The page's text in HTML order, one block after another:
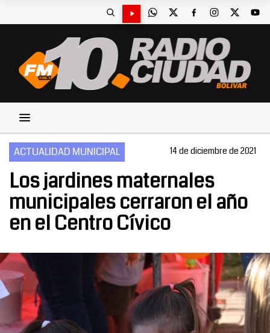
ACTUALIDAD MUNICIPAL 14 de diciembre de 2021
Los jardines maternales
municipales cerraron el año
en el Centro Cívico